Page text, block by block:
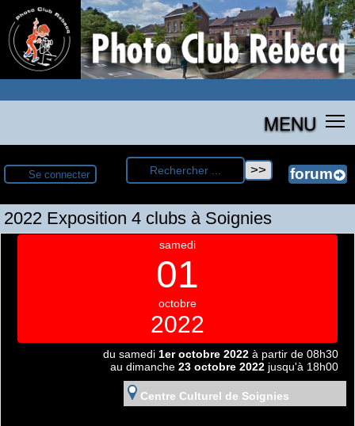
MENU
Se connecter
2022 Exposition 4 clubs à Soignies
samedi
01
octobre
2022
du samedi 1er octobre 2022 à partir de 08h30
au dimanche 23 octobre 2022 jusqu'à 18h00
Centre Culturel de Soignies